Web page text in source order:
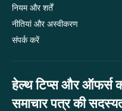
नियम और शर्तें
नीतियां और अस्वीकरण
संपर्क करें
हेल्थ टिप्स और ऑफर्स
समाचार पत्र की